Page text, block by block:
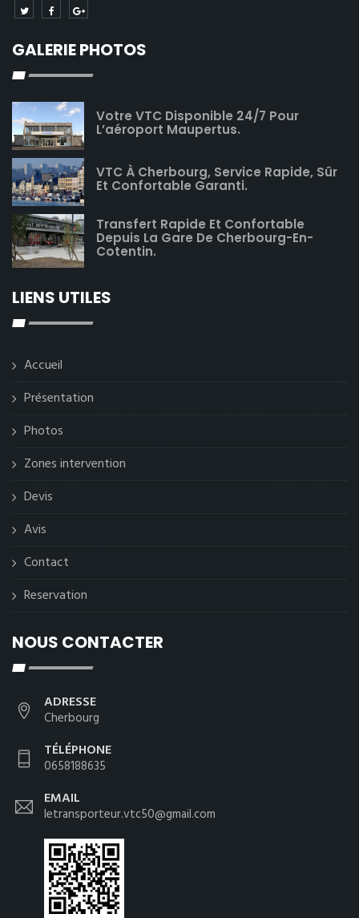
GALERIE PHOTOS
Votre VTC Disponible 24/7 Pour
L’aéroport Maupertus.
VTC À Cherbourg, Service Rapide, Sûr
Et Confortable Garanti.
Transfert Rapide Et Confortable
Depuis La Gare De Cherbourg-En-
Cotentin.
LIENS UTILES
Accueil
Présentation
Photos
Zones intervention
Devis
Avis
Contact
Reservation
NOUS CONTACTER
ADRESSE
Cherbourg
TÉLÉPHONE
0658188635
EMAIL
letransporteur.vtc50@gmail.com